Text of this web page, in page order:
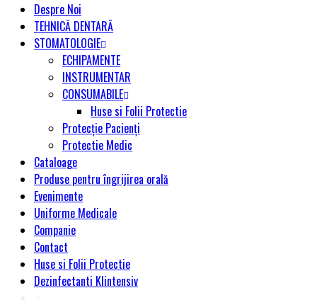
Despre Noi
TEHNICĂ DENTARĂ
STOMATOLOGIE
ECHIPAMENTE
INSTRUMENTAR
CONSUMABILE
Huse si Folii Protectie
Protecție Pacienți
Protectie Medic
Cataloage
Produse pentru îngrijirea orală
Evenimente
Uniforme Medicale
Companie
Contact
Huse si Folii Protectie
Dezinfectanti Klintensiv